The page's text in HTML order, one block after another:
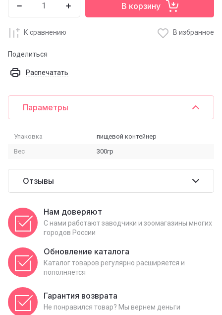
В корзину
К сравнению В избранное
Поделиться
Распечатать
Параметры
Упаковка
пищевой контейнер
Вес
300гр
Отзывы
Нам доверяют
С нами работают заводчики и зоомагазины многих
городов России
Обновление каталога
Каталог товаров регулярно расширяется и
пополняется
Гарантия возврата
Не понравился товар? Мы вернем деньги